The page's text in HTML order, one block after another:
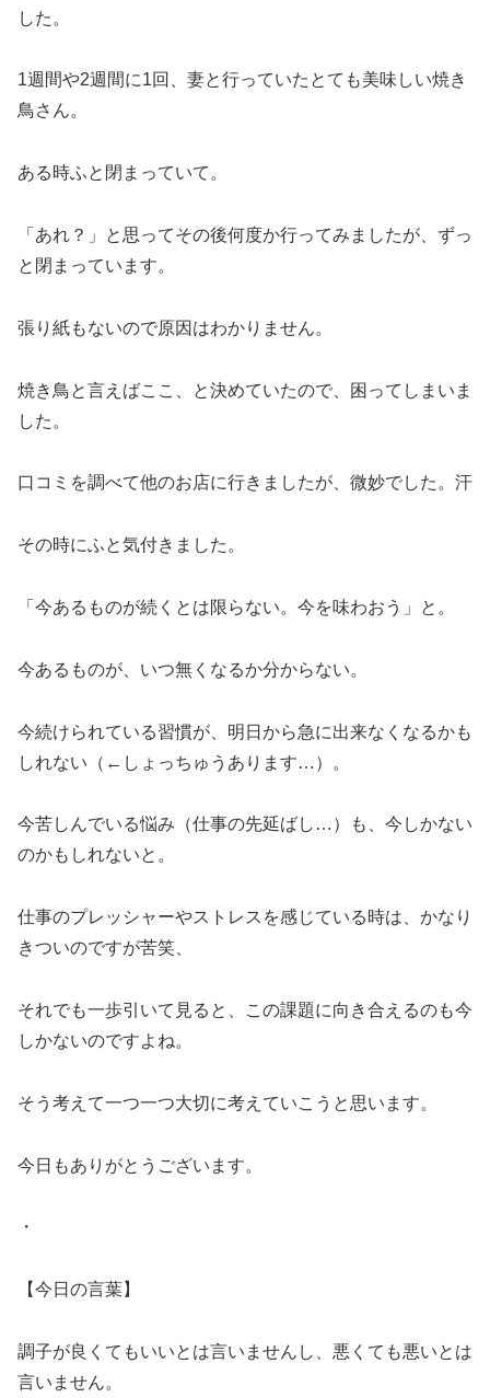
した。
1週間や2週間に1回、妻と行っていたとても美味しい焼き
鳥さん。
ある時ふと閉まっていて。
「あれ？」と思ってその後何度か行ってみましたが、ずっ
と閉まっています。
張り紙もないので原因はわかりません。
焼き鳥と言えばここ、と決めていたので、困ってしまいま
した。
口コミを調べて他のお店に行きましたが、微妙でした。汗
その時にふと気付きました。
「今あるものが続くとは限らない。今を味わおう」と。
今あるものが、いつ無くなるか分からない。
今続けられている習慣が、明日から急に出来なくなるかも
しれない（←しょっちゅうあります…）。
今苦しんでいる悩み（仕事の先延ばし…）も、今しかない
のかもしれないと。
仕事のプレッシャーやストレスを感じている時は、かなり
きついのですが苦笑、
それでも一歩引いて見ると、この課題に向き合えるのも今
しかないのですよね。
そう考えて一つ一つ大切に考えていこうと思います。
今日もありがとうございます。
・
【今日の言葉】
調子が良くてもいいとは言いませんし、悪くても悪いとは
言いません。